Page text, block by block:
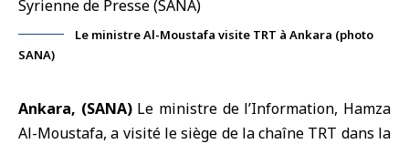
Le ministre Al-Moustafa visite TRT à Ankara (photo
SANA)
Ankara, (SANA) Le ministre de l’Information, Hamza
Al-Moustafa, a visité le siège de la chaîne TRT dans la